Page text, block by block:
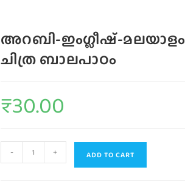
അറബി-ഇംഗ്ലീഷ്-മലയാളം
ചിത്ര ബാലപാഠം
₹30.00
- + ADD TO CART